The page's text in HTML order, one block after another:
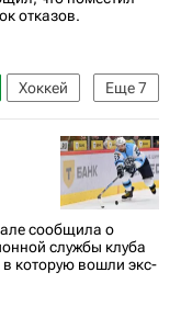
отказов.
Еще7
Хоккей
сообщила о
службы клуба
которую вошли экс-